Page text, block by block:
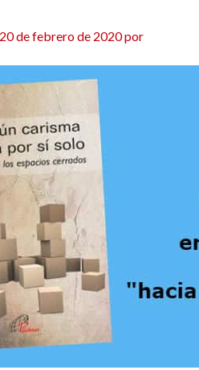
20 de febrero de 2020por